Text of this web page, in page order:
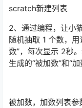
scratch新建列表
2、通过编程，让小
随机抽取 1 个数，用
数”，每次显示 2秒
生成的“被加数”和“加
被加数，加数列表参